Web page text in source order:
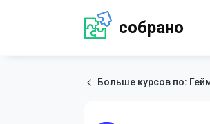
собрано
Больше курсов по: